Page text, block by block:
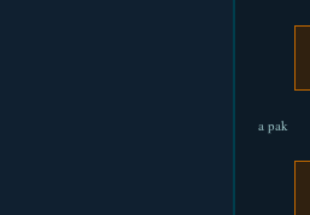
a pak